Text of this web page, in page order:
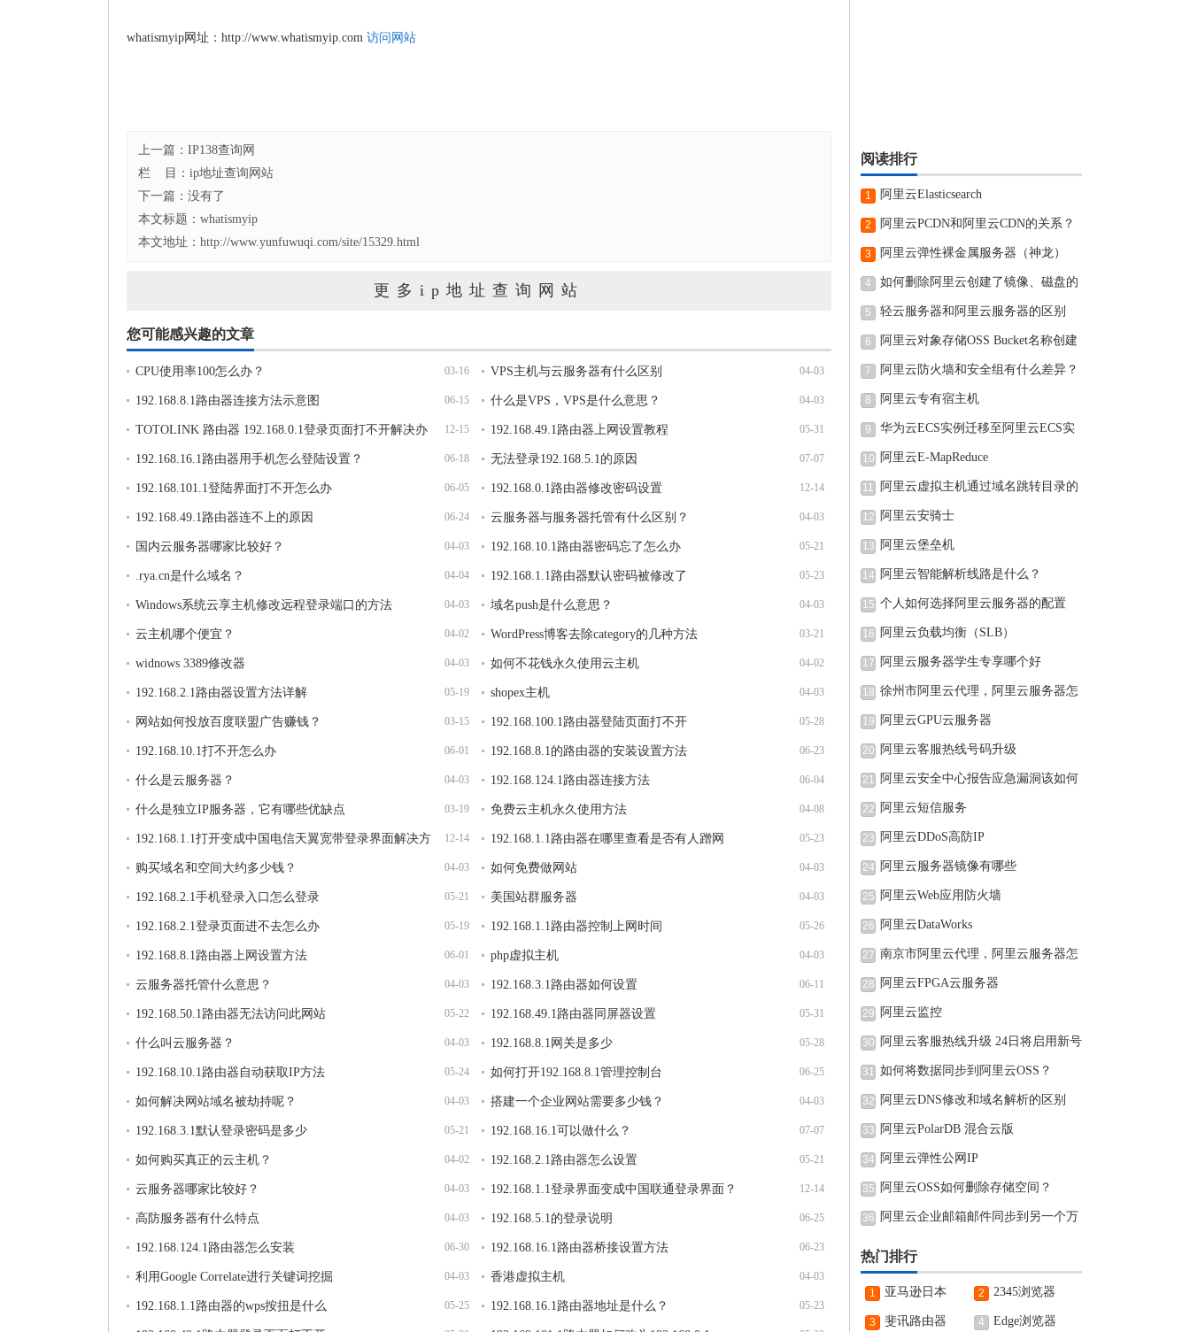
whatismyip网址：http://www.whatismyip.com 访问网站
上一篇： IP138查询网
栏 目： ip地址查询网站
下一篇：没有了
本文标题： whatismyip
本文地址：http://www.yunfuwuqi.com/site/15329.html
更多ip地址查询网站
您可能感兴趣的文章
03-16
CPU使用率100怎么办？ 04-03
VPS主机与云服务器有什么区别
06-15
192.168.8.1路由器连接方法示意图 04-03
什么是VPS，VPS是什么意思？
12-15
TOTOLINK 路由器 192.168.0.1登录页面打不开解决办
法
05-31
192.168.49.1路由器上网设置教程
06-18
192.168.16.1路由器用手机怎么登陆设置？ 07-07
无法登录192.168.5.1的原因
06-05
192.168.101.1登陆界面打不开怎么办 12-14
192.168.0.1路由器修改密码设置
06-24
192.168.49.1路由器连不上的原因 04-03
云服务器与服务器托管有什么区别？
04-03
国内云服务器哪家比较好？ 05-21
192.168.10.1路由器密码忘了怎么办
04-04
.rya.cn是什么域名？ 05-23
192.168.1.1路由器默认密码被修改了
04-03
Windows系统云享主机修改远程登录端口的方法 04-03
域名push是什么意思？
04-02
云主机哪个便宜？ 03-21
WordPress博客去除category的几种方法
04-03
widnows 3389修改器 04-02
如何不花钱永久使用云主机
05-19
192.168.2.1路由器设置方法详解 04-03
shopex主机
03-15
网站如何投放百度联盟广告赚钱？ 05-28
192.168.100.1路由器登陆页面打不开
06-01
192.168.10.1打不开怎么办 06-23
192.168.8.1的路由器的安装设置方法
04-03
什么是云服务器？ 06-04
192.168.124.1路由器连接方法
03-19
什么是独立IP服务器，它有哪些优缺点 04-08
免费云主机永久使用方法
12-14
192.168.1.1打开变成中国电信天翼宽带登录界面解决方
法
05-23
192.168.1.1路由器在哪里查看是否有人蹭网
04-03
购买域名和空间大约多少钱？ 04-03
如何免费做网站
05-21
192.168.2.1手机登录入口怎么登录 04-03
美国站群服务器
05-19
192.168.2.1登录页面进不去怎么办 05-26
192.168.1.1路由器控制上网时间
06-01
192.168.8.1路由器上网设置方法 04-03
php虚拟主机
04-03
云服务器托管什么意思？ 06-11
192.168.3.1路由器如何设置
05-22
192.168.50.1路由器无法访问此网站 05-31
192.168.49.1路由器同屏器设置
04-03
什么叫云服务器？ 05-28
192.168.8.1网关是多少
05-24
192.168.10.1路由器自动获取IP方法 06-25
如何打开192.168.8.1管理控制台
04-03
如何解决网站域名被劫持呢？ 04-03
搭建一个企业网站需要多少钱？
05-21
192.168.3.1默认登录密码是多少 07-07
192.168.16.1可以做什么？
04-02
如何购买真正的云主机？ 05-21
192.168.2.1路由器怎么设置
04-03
云服务器哪家比较好？ 12-14
192.168.1.1登录界面变成中国联通登录界面？
04-03
高防服务器有什么特点 06-25
192.168.5.1的登录说明
06-30
192.168.124.1路由器怎么安装 06-23
192.168.16.1路由器桥接设置方法
04-03
利用Google Correlate进行关键词挖掘 04-03
香港虚拟主机
05-25
192.168.1.1路由器的wps按扭是什么 05-23
192.168.16.1路由器地址是什么？
阅读排行
1 阿里云Elasticsearch
2 阿里云PCDN和阿里云CDN的关系？
3 阿里云弹性裸金属服务器（神龙）
4 如何删除阿里云创建了镜像、磁盘的
5 轻云服务器和阿里云服务器的区别
6
阿里云对象存储OSS Bucket名称创建
完可
7 阿里云防火墙和安全组有什么差异？
8 阿里云专有宿主机
9
华为云ECS实例迁移至阿里云ECS实
例的
10 阿里云E-MapReduce
11 阿里云虚拟主机通过域名跳转目录的
12 阿里云安骑士
13 阿里云堡垒机
14 阿里云智能解析线路是什么？
15 个人如何选择阿里云服务器的配置
16 阿里云负载均衡（SLB）
17 阿里云服务器学生专享哪个好
18 徐州市阿里云代理，阿里云服务器怎
19 阿里云GPU云服务器
20 阿里云客服热线号码升级
21 阿里云安全中心报告应急漏洞该如何
22 阿里云短信服务
23 阿里云DDoS高防IP
24 阿里云服务器镜像有哪些
25 阿里云Web应用防火墙
26 阿里云DataWorks
27 南京市阿里云代理，阿里云服务器怎
28 阿里云FPGA云服务器
29 阿里云监控
30 阿里云客服热线升级 24日将启用新号
31 如何将数据同步到阿里云OSS？
32 阿里云DNS修改和域名解析的区别
33 阿里云PolarDB 混合云版
34 阿里云弹性公网IP
35 阿里云OSS如何删除存储空间？
36 阿里云企业邮箱邮件同步到另一个万
热门排行
1 亚马逊日本 2 2345浏览器
3 斐讯路由器 4 Edge浏览器